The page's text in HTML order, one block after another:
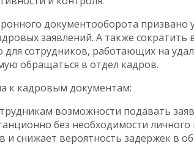
документооборота призвано
заявлений. А также сократить
для сотрудников, работающих на
обращаться в отдел кадров.
к кадровым документам:
возможности подавать
без необходимости
и снижает вероятность задержек в